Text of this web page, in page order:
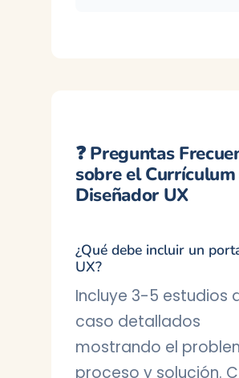
❓ Preguntas
sobre el
Diseñador UX
¿Qué debe incluir un
UX?
Incluye 3-5 estudios
caso detallados
mostrando el
proceso y solución.